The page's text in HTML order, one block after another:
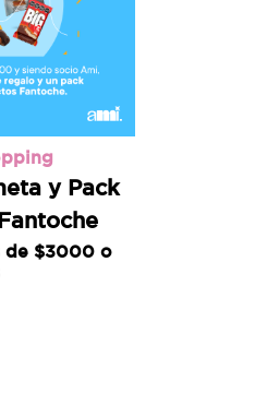
y Pack
de $3000 o